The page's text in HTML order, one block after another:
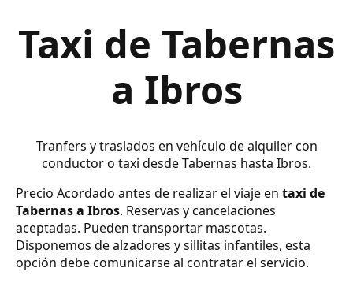
Taxi de Tabernas
a Ibros
Tranfers y traslados en vehículo de alquiler con
conductor o taxi desde Tabernas hasta Ibros.
Precio Acordado antes de realizar el viaje en taxi de
Tabernas a Ibros. Reservas y cancelaciones
aceptadas. Pueden transportar mascotas.
Disponemos de alzadores y sillitas infantiles, esta
opción debe comunicarse al contratar el servicio.